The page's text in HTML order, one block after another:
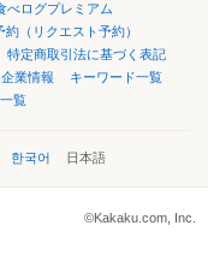
べログプレミアム
約（リクエスト予約）
特定商取引法に基づく表記
企業情報
キーワード一覧
覧
한국어 日本語
©Kakaku.com, Inc.